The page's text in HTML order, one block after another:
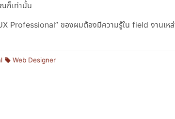
ณก็เท่านั้น
Professional
ของผมต้องมีความรู้ใน field งานเห
Web Designer